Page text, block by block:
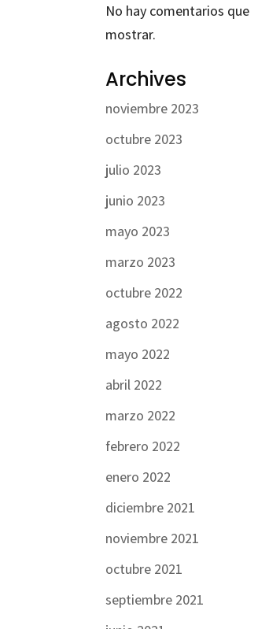
No hay comentarios que
mostrar.
Archives
noviembre 2023
octubre 2023
julio 2023
junio 2023
mayo 2023
marzo 2023
octubre 2022
agosto 2022
mayo 2022
abril 2022
marzo 2022
febrero 2022
enero 2022
diciembre 2021
noviembre 2021
octubre 2021
septiembre 2021